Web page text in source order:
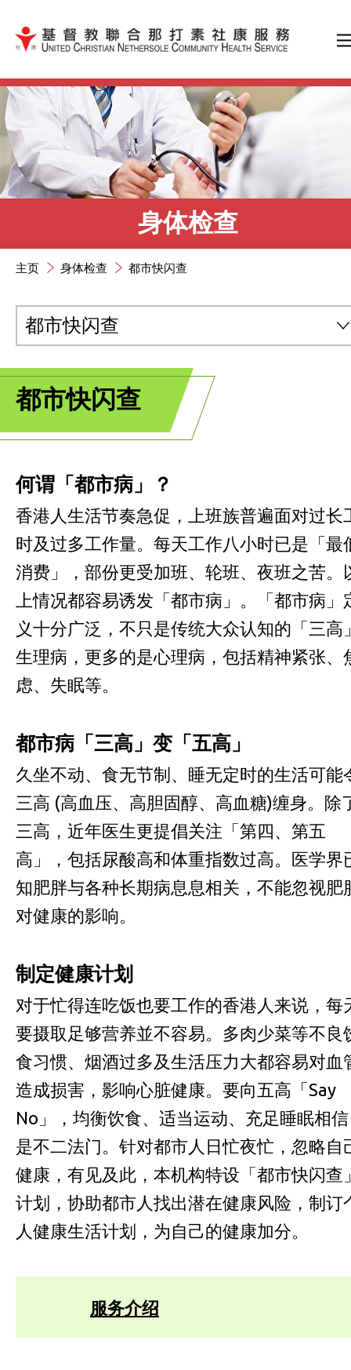
跳到内容（按输入键）
身体检查
主页 身体检查 都市快闪查
都市快闪查
都市快闪查
何谓「都市病」？
香港人生活节奏急促，上班族普遍面对过长
时及过多工作量。每天工作八小时已是「最
消费」，部份更受加班、轮班、夜班之苦。
上情况都容易诱发「都市病」。「都市病」
义十分广泛，不只是传统大众认知的「三高
生理病，更多的是心理病，包括精神紧张、
虑、失眠等。
都市病「三高」变「五高」
久坐不动、食无节制、睡无定时的生活可能
三高 (高血压、高胆固醇、高血糖)缠身。除
三高，近年医生更提倡关注「第四、第五
高」，包括尿酸高和体重指数过高。医学界
知肥胖与各种长期病息息相关，不能忽视肥
对健康的影响。
制定健康计划
对于忙得连吃饭也要工作的香港人来说，每
要摄取足够营养並不容易。多肉少菜等不良
食习惯、烟酒过多及生活压力大都容易对血
造成损害，影响心脏健康。要向五高「Say
No」，均衡饮食、适当运动、充足睡眠相信
是不二法门。针对都市人日忙夜忙，忽略自
健康，有见及此，本机构特设「都市快闪查
计划，协助都市人找出潜在健康风险，制订
人健康生活计划，为自己的健康加分。
服务介绍